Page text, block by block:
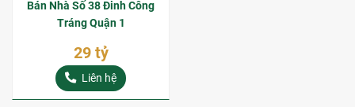
Bán Nhà Số 38 Đinh Công
Tráng Quận 1
29 tỷ
Liên hệ